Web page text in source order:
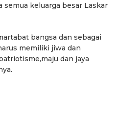
keluarga besar Laskar
bangsa dan sebagai
memiliki jiwa dan
dan jaya